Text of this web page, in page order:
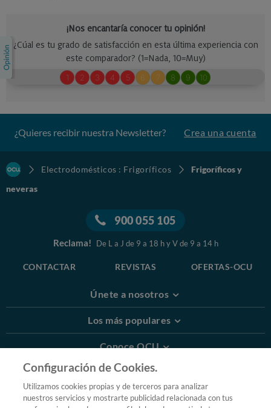
¿Quieres recibir nuestra Newsletter? Crea una cuenta
Electrodomésticos : Frigoríficos
Frigoríficos y
neveras
900 055 105
Reclama! De L a J de 9 a 18 h y V de 9 a 14 h
CONTACTAR REVISTAS OFERTAS-OCU
Únete a nosotros
Los más populares
Conoce OCU
Más Información
© 2026 OCU
Configuración de Cookies.
Utilizamos cookies propias y de terceros para analizar
nuestros servicios y mostrarte publicidad relacionada con tus